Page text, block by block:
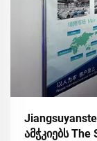
ამჭკიებს